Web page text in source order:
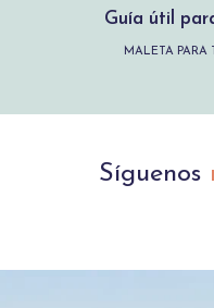
Guía útil
MALETA PARA
Síguenos